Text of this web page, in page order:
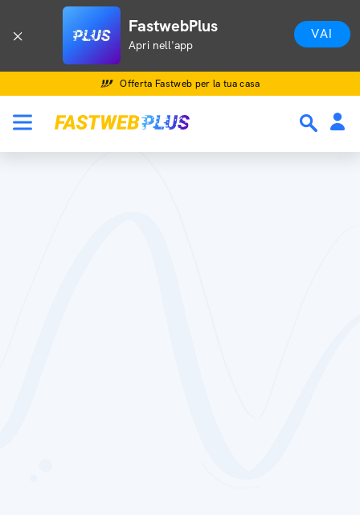
FastwebPlus
Apri nell'app
VAI
Offerta Fastweb per la tua casa